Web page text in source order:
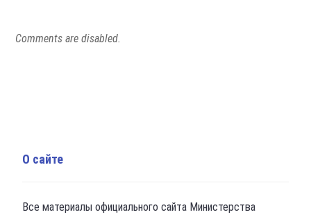
Comments are disabled.
О сайте
Все материалы официального сайта Министерства